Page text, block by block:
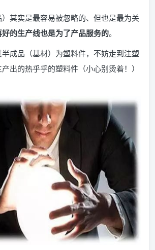
其实是最容易被忽略的、但也是最为关
好的生产线也是为了产品服务的。
成品（基材）为塑料件，不妨走到注塑
出的热乎乎的塑料件（小心别烫着！）